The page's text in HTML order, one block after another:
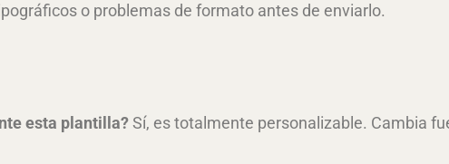
o problemas de formato antes de enviarlo.
esta plantilla?Sí, es totalmente personalizable. Cambia